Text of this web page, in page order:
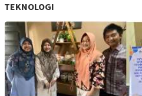
TEKNOLOGI